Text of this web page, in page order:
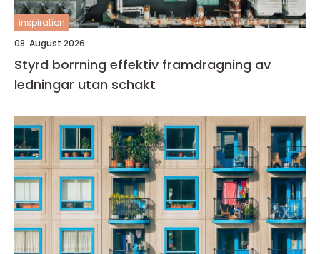
inspiration
08. August 2026
Styrd borrning effektiv framdragning av
ledningar utan schakt